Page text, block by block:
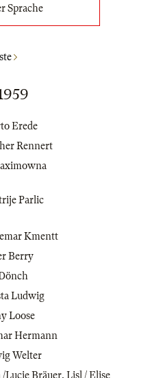
Sprache
Erede
Rennert
Parlic
Kmentt
Berry
Ludwig
Loose
Hermann
Welter
/Lucie Bräuer, Lisl / Elise